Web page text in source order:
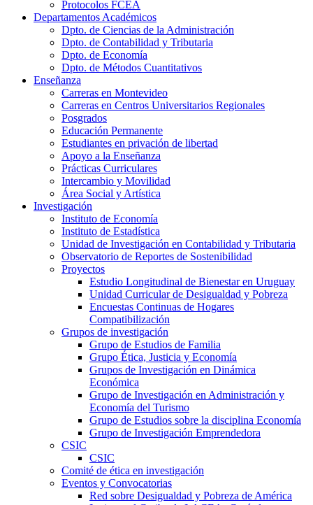
Protocolos FCEA
Departamentos Académicos
Dpto. de Ciencias de la Administración
Dpto. de Contabilidad y Tributaria
Dpto. de Economía
Dpto. de Métodos Cuantitativos
Enseñanza
Carreras en Montevideo
Carreras en Centros Universitarios Regionales
Posgrados
Educación Permanente
Estudiantes en privación de libertad
Apoyo a la Enseñanza
Prácticas Curriculares
Intercambio y Movilidad
Área Social y Artística
Investigación
Instituto de Economía
Instituto de Estadística
Unidad de Investigación en Contabilidad y Tributaria
Observatorio de Reportes de Sostenibilidad
Proyectos
Estudio Longitudinal de Bienestar en Uruguay
Unidad Curricular de Desigualdad y Pobreza
Encuestas Continuas de Hogares
Compatibilización
Grupos de investigación
Grupo de Estudios de Familia
Grupo Ética, Justicia y Economía
Grupos de Investigación en Dinámica
Económica
Grupo de Investigación en Administración y
Economía del Turismo
Grupo de Estudios sobre la disciplina Economía
Grupo de Investigación Emprendedora
CSIC
CSIC
Comité de ética en investigación
Eventos y Convocatorias
Red sobre Desigualdad y Pobreza de América